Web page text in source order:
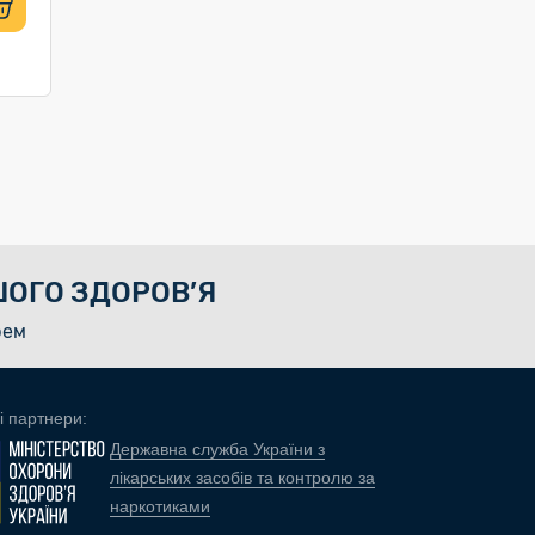
ЗДОРОВ’Я
партнери:
Державна служба України з
лікарських засобів та контролю за
наркотиками